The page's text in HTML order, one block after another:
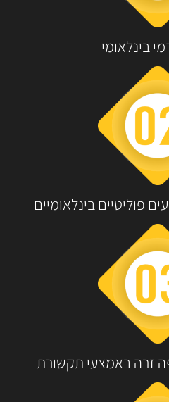
בינלאומי
פוליטיים בינלאומיים
זרה באמצעי תקשורת